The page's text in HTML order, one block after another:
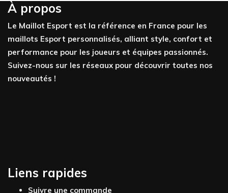
À propos
Le Maillot Esport est la référence en France pour les
maillots Esport personnalisés, alliant style, confort et
performance pour les joueurs et équipes passionnés.
Suivez-nous sur les réseaux pour découvrir toutes nos
nouveautés !
Liens rapides
Suivre une commande